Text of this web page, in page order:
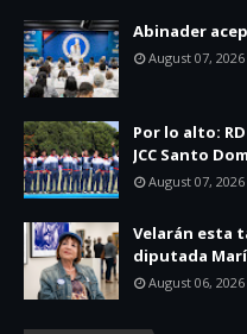
Abinader
August 07, 2026
Por lo alto:
JCC Santo
August 07, 2026
Velarán esta
diputada
August 06, 2026